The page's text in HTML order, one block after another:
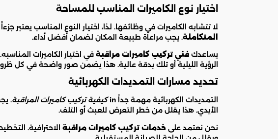
اختيار نوع الكاميرات المناسب للمساحة
لا تتشابه الكاميرات في وظائفها. لذا، اختيار النوع المناسب يعتبر
المتكاملة. يجب مراعاة طبيعة المكان لضمان أفضل أداء.
يساعدك فني تركيب كاميرات مراقبة في اختيار الكاميرات
الرؤية الليلية أو تلك بدقة عالية. هذا يضمن صور واضحة في كل
تحديد مسارات التمديدات الكهربائية
التمديدات الكهربائية مهمة جداً in كيفية تركيب كاميرات المراقبة.
الأيدي. هذا يقلل من خطر التعرض للعبث أو التلف.
نحن نعتمد على خدمات تركيب كاميرات مراقبة الاحترافية.